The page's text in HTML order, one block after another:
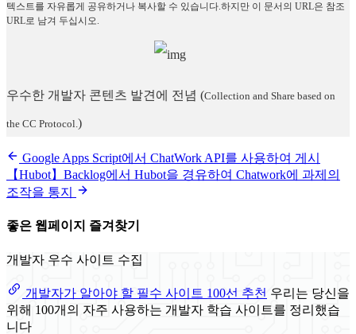
텍스트를 자유롭게 공유하거나 복사할 수 있습니다.하지만 이 문서의 URL은 참조
URL로 남겨 두십시오.
우수한 개발자 콘텐츠 발견에 전념 (Collection and Share based on
the CC Protocol.)
Google Apps Script에서 ChatWork API를 사용하여 게시
【Hubot】Backlog에서 Hubot을 경유하여 Chatwork에 과제의
조작을 통지
좋은 웹페이지 즐겨찾기
개발자 우수 사이트 수집
개발자가 알아야 할 필수 사이트 100선 추천 우리는 당신을
위해 100개의 자주 사용하는 개발자 학습 사이트를 정리했습
니다